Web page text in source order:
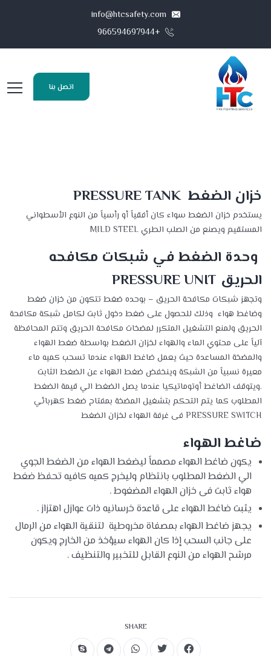
+966594697944
اتصل بنا
خزان الضغط PRESSURE TANK
يستخدم خزان الضغط سواء كان أفقياً أو رأسياً من النوع الأسطواني
المستقيم ويصنع من الصلب الطري MILD STEEL
وحدة الضغط في شبكات مكافحه
الحريق PRESSURE UNIT
وتجهز شبكات مكافحة الحريق – بوحده ضغط تتكون من خزان ضغط
وضاغط هواء وذلك للحصول على ضغط دخول ثابت لكامل شبكة مكافحة
الحريق ولمنع التشغيل المتكرر لمضخات مكافحة الحريق وتتم المحافظة
آلياً على محتوي الماء والهواء لخزان الضغط بواسطة ضغط الهواء
والمضخة المساعدة حيث يعمل ضاغط الهواء عندما تسحب كميه ماء
معيرة نسبياً من الشبكة وينخفض ضغط الهواء عن الضغط الثابت
.ويتوقف الضاغط أوتوماتيكيا عندما يصل الضغط الي قيمة الضغط
المطلوب كما يتم التحكم بتشغيل المضخة بمفتاح ضغط كهربائي
PRESSURE SWITCH فى غرفة الهواء لخزان الضغط
ضاغط الهواء
يكون ضاغط الهواء مصمماً ليضغط الهواء من الضغط الجوي
الي الضغط المطلوب بانتظام وليخرج كميه كافيه تحفظ ضغط
هواء ثابت فى خزان الهواء المضغوط .
يثبت ضاغط الهواء على قاعدة خرسانيه ذات عوازل اهتزاز .
يجهز ضاغط الهواء بمصفاة مخروطية لتنقية الهواء من الرمال
على جانب السحب إذا كان الهواء سيؤخذ من الخارج ويكون
مرشح الهواء من النوع القابل للتخبير والتنظيف .
SHARE